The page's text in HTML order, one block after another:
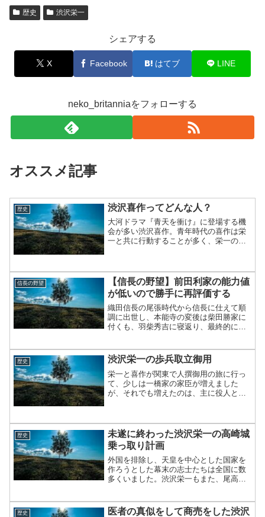
歴史 渋沢栄一
シェアする
X Facebook はてブ LINE
neko_britanniaをフォローする
オススメ記事
歴史 渋沢喜作ってどんな人？
大河ドラマ『青天を衝け』に登場する機
会が多い渋沢喜作。青年時代の喜作は栄
一と共に行動することが多く、栄一の相
も実直で爽やかなイメージがあります。
今回は、そんな渋沢喜作を...
信長の野望
【信長の野望】前田利家の能力値
が低いので勝手に再評価する
織田信長の尾張時代から信長に仕えて順
調に出世し、本能寺の変後は柴田勝家に
付くも、羽柴秀吉に寝返り、最終的には
人には「前田利家ちょっと能力低くない
か？」と疑問に思っているか...
歴史 渋沢栄一の歩兵取立御用
栄一と喜作が関東で人撰御用の旅に行っ
て、少しは一橋家の家臣が増えました
が、それでも増えたのは、主に役人と言
家には軍隊と呼ばれるような兵力は持っ
ていません。そこで、栄一は...
歴史
未遂に終わった渋沢栄一の高崎城
乗っ取り計画
外国を排除し、天皇を中心とした国家を
作ろうとした幕末の志士たちは全国に数
多くいました。渋沢栄一もまた、尾高新
画が練られていました。
歴史 医者の真似をして商売をした渋沢